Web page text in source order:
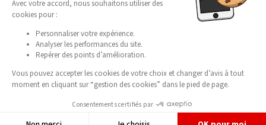
Être prévenu en exclusivité
Lundi-Vendredi 08:00-17:00
Tous nos prix s’entendent TVA et taxe anticipée de recyclage (TAR) incluses.